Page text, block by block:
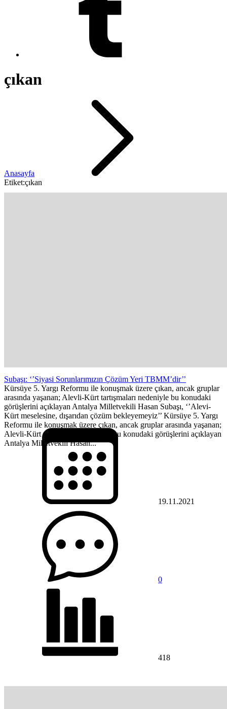
çıkan
Anasayfa
Etiket:çıkan
Subaşı: ‘’Siyasi Sorunlarımızın Çözüm Yeri TBMM’dir’’
Kürsüye 5. Yargı Reformu ile konuşmak üzere çıkan, ancak gruplar
arasında yaşanan; Alevli-Kürt tartışmaları nedeniyle bu konudaki
görüşlerini açıklayan Antalya Milletvekili Hasan Subaşı, ‘’Alevi-
Kürt meselesine, dışarıdan çözüm bekleyemeyiz’’ Kürsüye 5. Yargı
Reformu ile konuşmak üzere çıkan, ancak gruplar arasında yaşanan;
Alevli-Kürt tartışmaları nedeniyle bu konudaki görüşlerini açıklayan
Antalya Milletvekili Hasan...
19.11.2021
0
418